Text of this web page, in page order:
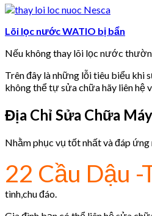
Lõi lọc nước WATIO bị bẩn
Nếu không thay lõi lọc nước
Trên đây là những lỗi tiêu biểu khi
không thể tự sửa chữa hãy liên hệ
Địa Chỉ Sửa Chữa
Nhằm phục vụ tốt nhất và đáp ứng
22 Cầu Dậu
tình,chu đáo.